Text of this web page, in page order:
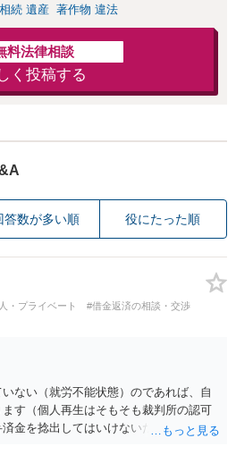
相続 遺産 著作物 違法
料法律相談
く投稿する
答数が多い順 役にたった順
・プライベート #借金返済の相談・交渉
ない（就労不能状態）のであれば、自
す（個人再生はそもそも裁判所の認可
金を捻出してはいけないため任意整理